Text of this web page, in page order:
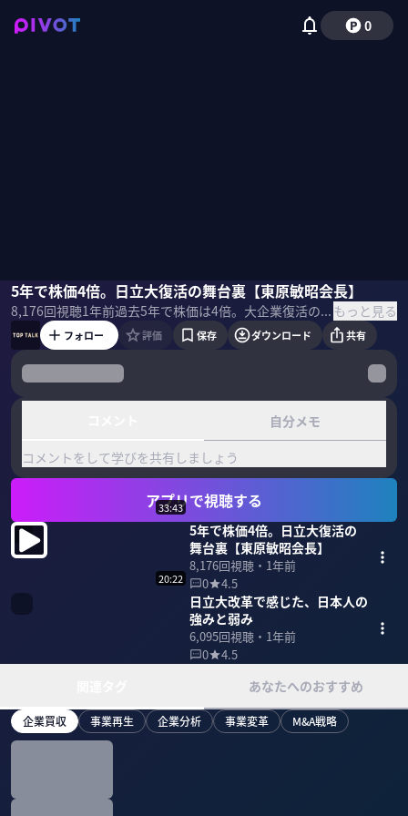
0
5年で株価4倍。日立大復活の舞台裏【東原敏昭会長】
8,176回視聴1年前 過去5年で株価は4倍。大企業復活の象徴と言われる日立製作所。倒産の危機からどう復活し、世界一を狙う企業へと脱皮できたのか？CEO、会長として“日立復活”へと導いた東原敏昭氏に「大企業病の克服」と「成長企業への脱皮」をテーマに話を聞いた。 ＜ゲスト＞ ・東原敏昭｜日立製作所 会長 1977年 日立製作所入社。 日立パワーヨーロッパ社プレジデント、日立プラントテクノロジー社長を経て 2014年 社長兼COO、2016年 社長兼CEO、2021年会長兼CEOに就任。2022年から現職。 ＜目次＞ もっと見る
東原敏昭佐々木紀彦
フォロー 評価 保存 ダウンロード 共有
自分メモ
コメントをして学びを共有しましょう
アプリで視聴する
33:43
5年で株価4倍。日立大復活の
舞台裏【東原敏昭会長】
8,176回視聴・ 1年前
0
4.5
20:22
日立大改革で感じた、日本人の
強みと弱み
6,095回視聴・ 1年前
0
4.5
あなたへのおすすめ
企業買収 事業再生 企業分析 事業変革 M&A戦略